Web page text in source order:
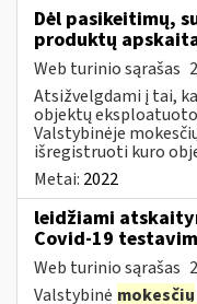
Dėl pasikeitimų,
produktų
Web turinio sąrašas
Atsižvelgdami į tai,
objektų
Valstybinėje
išregistruoti kuro
Metai: 2022
leidžiami
Covid-19
Web turinio sąrašas
Valstybinė mokesčių